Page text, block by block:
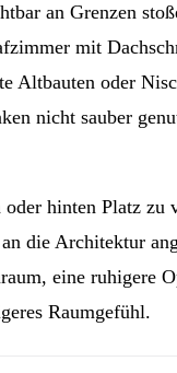
an Grenzen
mit
Altbauten oder
nicht sauber
hinten Platz zu
die Architektur
eine ruhigere
Raumgefühl.